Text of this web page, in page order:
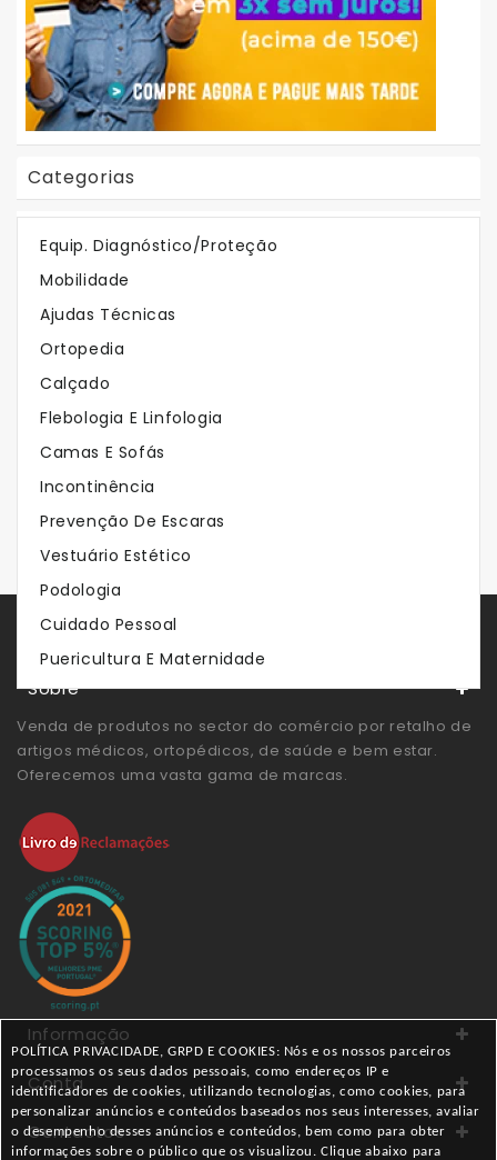
Categorias
Equip. Diagnóstico/Proteção
Mobilidade
Ajudas Técnicas
Ortopedia
Calçado
Flebologia E Linfologia
Camas E Sofás
Incontinência
Prevenção De Escaras
Vestuário Estético
Podologia
Cuidado Pessoal
Puericultura E Maternidade
Em Destaque
Os Mais Vendidos
Sobre
Venda de produtos no sector do comércio por retalho de
artigos médicos, ortopédicos, de saúde e bem estar.
Oferecemos uma vasta gama de marcas.
Informação
Conta
Contactos
POLÍTICA PRIVACIDADE, GRPD E COOKIES: Nós e os nossos parceiros
processamos os seus dados pessoais, como endereços IP e
identificadores de cookies, utilizando tecnologias, como cookies, para
personalizar anúncios e conteúdos baseados nos seus interesses, avaliar
o desempenho desses anúncios e conteúdos, bem como para obter
informações sobre o público que os visualizou. Clique abaixo para